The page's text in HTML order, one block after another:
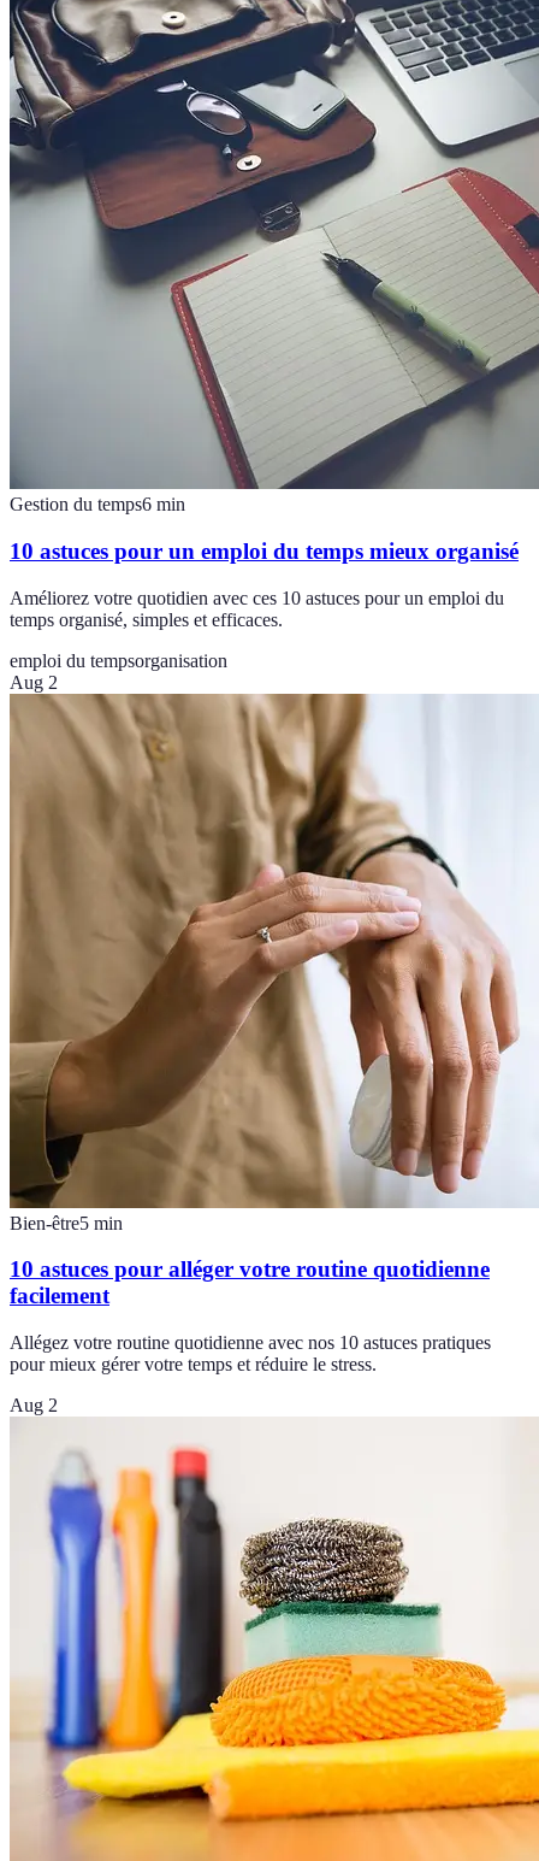
Gestion du temps6 min
10 astuces pour un emploi du temps mieux organisé
Améliorez votre quotidien avec ces 10 astuces pour un emploi du
temps organisé, simples et efficaces.
emploi du tempsorganisation
Aug 2
Bien-être5 min
10 astuces pour alléger votre routine quotidienne
facilement
Allégez votre routine quotidienne avec nos 10 astuces pratiques
pour mieux gérer votre temps et réduire le stress.
Aug 2